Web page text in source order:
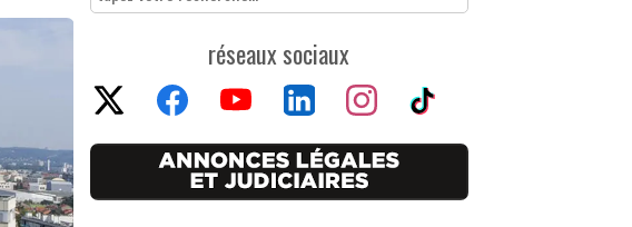
réseaux sociaux